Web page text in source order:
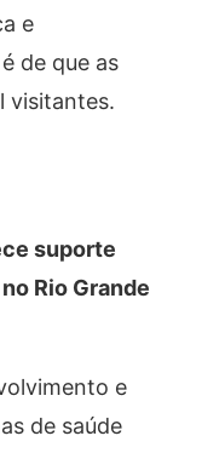
e
de que as
visitantes.
suporte
Rio Grande
e
de saúde